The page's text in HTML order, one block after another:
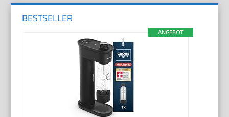
BESTSELLER
ANGEBOT